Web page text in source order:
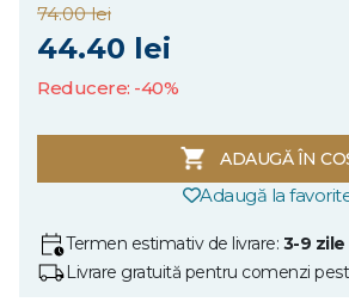
74.00 lei
44.40 lei
Reducere: -40%
ADAUGĂ ÎN
Adaugă la
Termen estimativ de livrare: 3-9
Livrare gratuită pentru comenzi